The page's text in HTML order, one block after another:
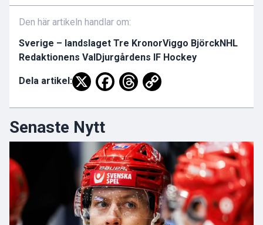
Den här artikeln handlar om:
Sverige – landslaget Tre KronorViggo BjörckNHL
Redaktionens Val Djurgårdens IF Hockey
Dela artikel:
Senaste Nytt